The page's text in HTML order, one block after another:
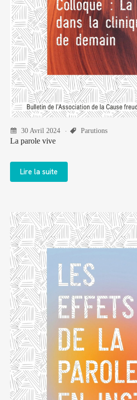
30 Avril 2024 Parutions
La parole vive
Lire la suite